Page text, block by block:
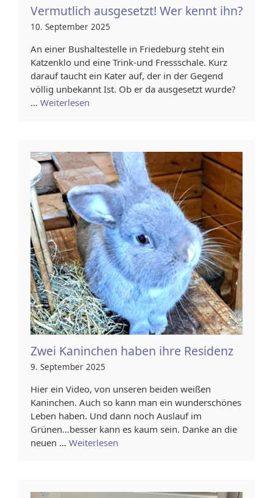
Vermutlich ausgesetzt! Wer kennt ihn?
10. September 2025
An einer Bushaltestelle in Friedeburg steht ein
Katzenklo und eine Trink-und Fressschale. Kurz
darauf taucht ein Kater auf, der in der Gegend
völlig unbekannt Ist. Ob er da ausgesetzt wurde?
… Weiterlesen
Zwei Kaninchen haben ihre Residenz
9. September 2025
Hier ein Video, von unseren beiden weißen
Kaninchen. Auch so kann man ein wunderschönes
Leben haben. Und dann noch Auslauf im
Grünen…besser kann es kaum sein. Danke an die
neuen … Weiterlesen